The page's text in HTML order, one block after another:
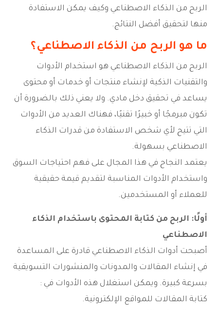
الربح من الذكاء الاصطناعي وكيف يمكن الاستفادة
منها لتحقيق أفضل النتائج.
ما هو الربح من الذكاء الاصطناعي؟
الربح من الذكاء الاصطناعي هو استخدام الأدوات
والتقنيات الذكية لإنشاء منتجات أو خدمات أو محتوى
يساعد في تحقيق دخل مادي. ولا يعني ذلك بالضرورة أن
تكون مبرمجًا أو خبيرًا تقنيًا، فهناك العديد من الأدوات
التي تتيح لأي شخص الاستفادة من قدرات الذكاء
الاصطناعي بسهولة.
يعتمد النجاح في هذا المجال على فهم احتياجات السوق
واستخدام الأدوات المناسبة لتقديم قيمة حقيقية
للعملاء أو المستخدمين.
أولًا: الربح من كتابة المحتوى باستخدام الذكاء
الاصطناعي
أصبحت أدوات الذكاء الاصطناعي قادرة على المساعدة
في إنشاء المقالات والمدونات والمنشورات التسويقية
بسرعة كبيرة. ويمكن استغلال هذه الأدوات في :
كتابة المقالات للمواقع الإلكترونية.